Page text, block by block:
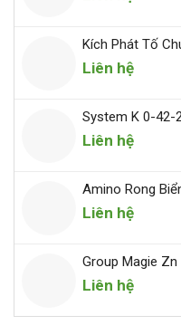
Kích Phát Tố
Liên hệ
System K 0-42-
Liên hệ
Amino Rong
Liên hệ
Group Magie Zn
Liên hệ